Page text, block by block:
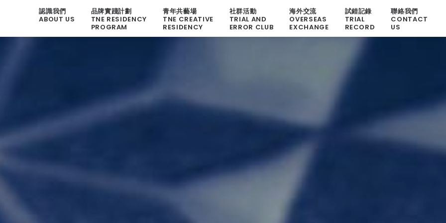
認識我們
ABOUT US
品牌實踐計劃
TNE RESIDENCY
PROGRAM
青年共藝場
TNE CREATIVE
RESIDENCY
社群活動
TRIAL AND
ERROR CLUB
海外交流
OVERSEAS
EXCHANGE
試錯記錄
TRIAL
RECORD
聯絡我們
CONTACT
US